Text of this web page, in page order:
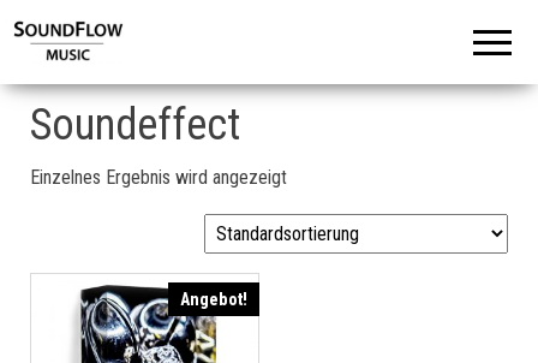
Soundeffect
Einzelnes Ergebnis wird angezeigt
Angebot!